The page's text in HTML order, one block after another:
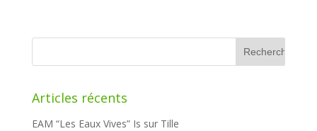
Rechercher :
Articles récents
EAM “Les Eaux Vives” Is sur Tille